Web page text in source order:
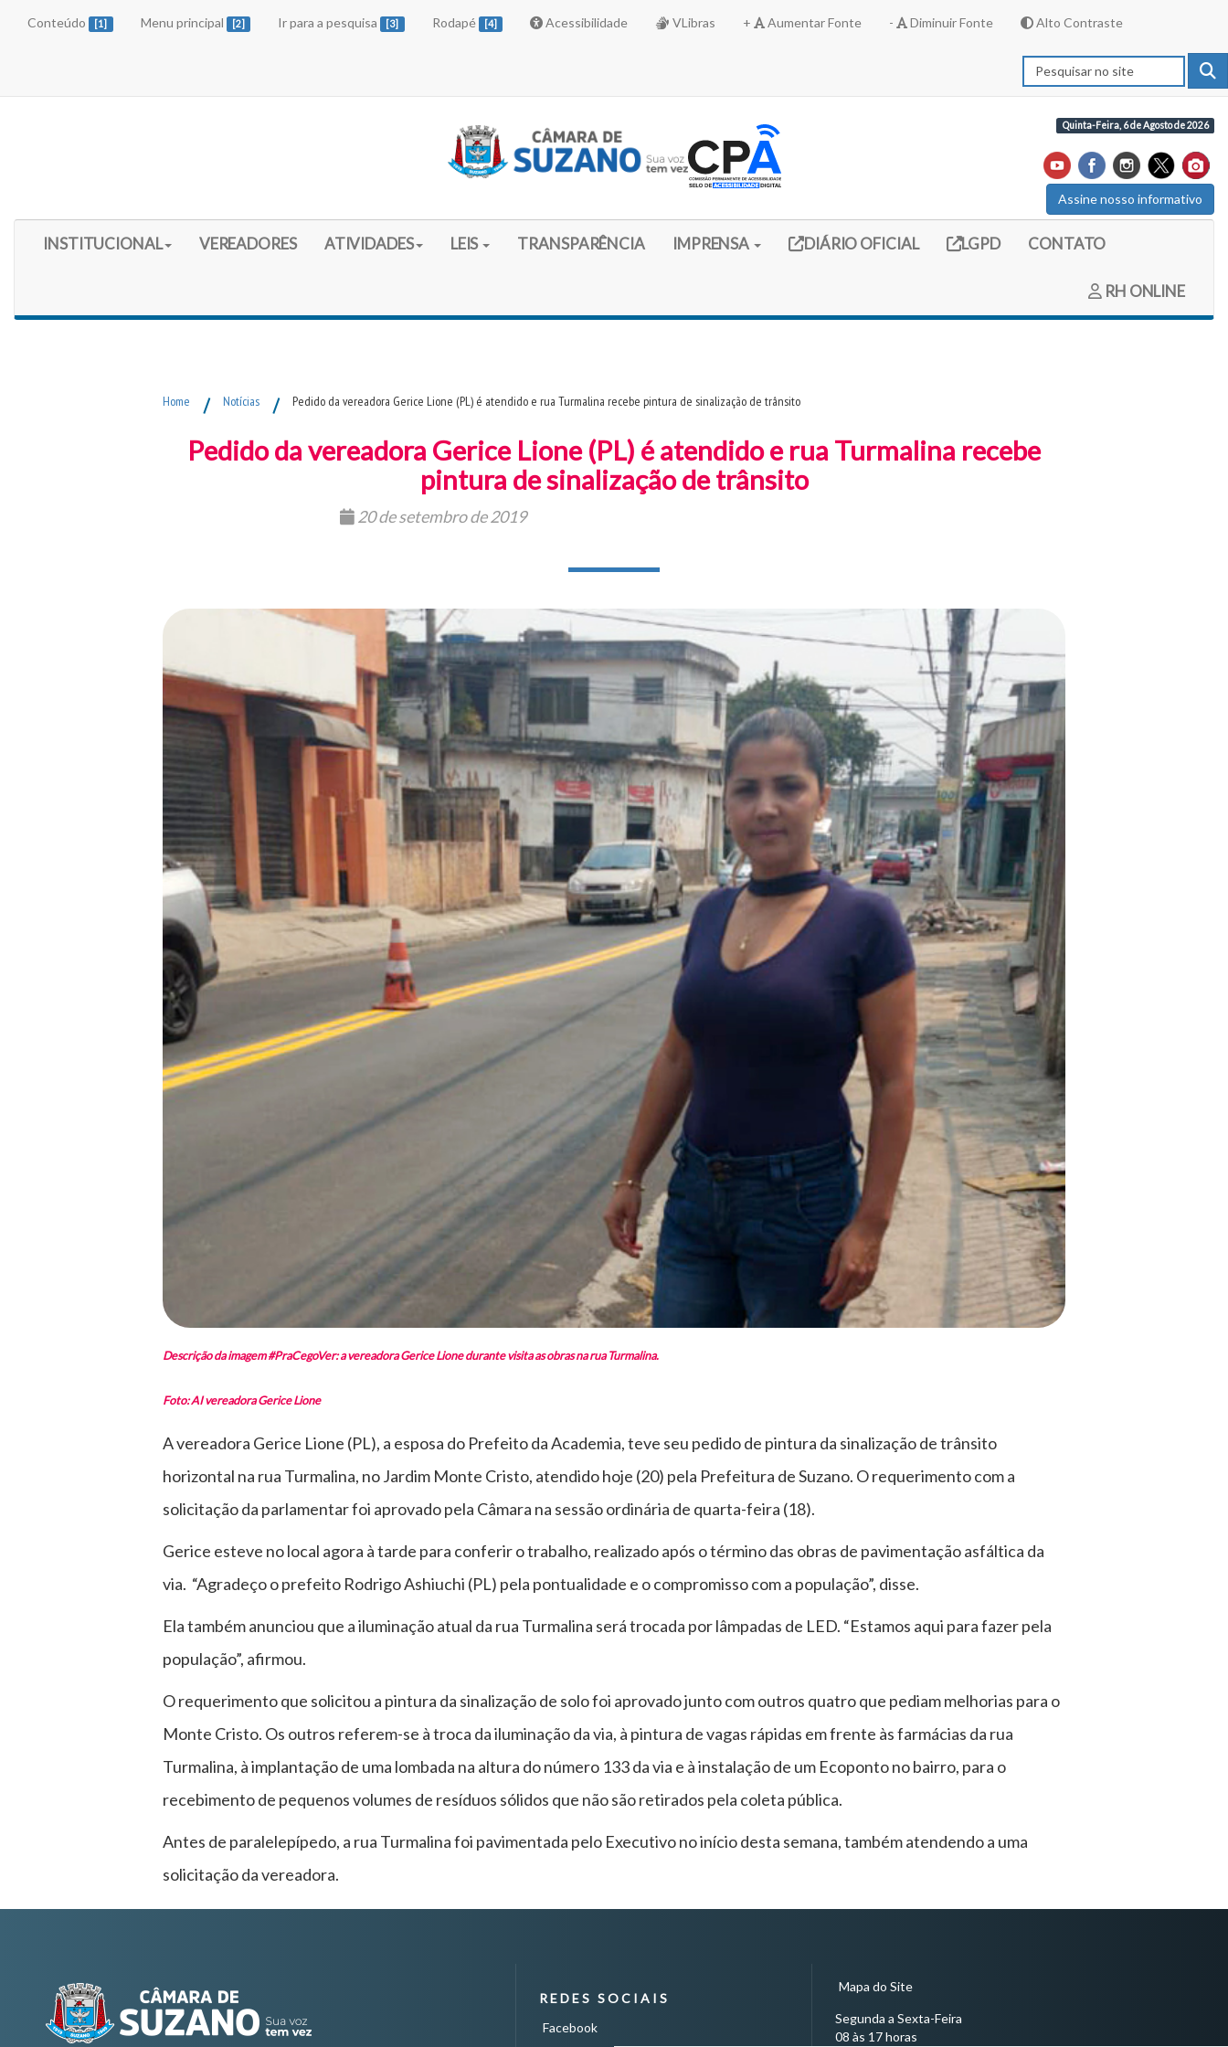
Conteúdo [1] Menu principal [2] Ir para a pesquisa [3] Rodapé [4] Acessibilidade VLibras + Aumentar Fonte - Diminuir Fonte Alto Contraste
Quinta-Feira, 6 de Agosto de 2026
Assine nosso informativo
Início do Menu Principal
INSTITUCIONAL VEREADORES ATIVIDADES LEIS TRANSPARÊNCIA IMPRENSA Link externo (site do diario oficial do legislativo)
DIÁRIO OFICIAL Link externo (site com informações LGPD)
LGPD CONTATO
RH ONLINE
Home / Notícias / Pedido da vereadora Gerice Lione (PL) é atendido e rua Turmalina recebe pintura de sinalização de trânsito
Pedido da vereadora Gerice Lione (PL) é atendido e rua Turmalina recebe
pintura de sinalização de trânsito
20 de setembro de 2019
Descrição da imagem #PraCegoVer: a vereadora Gerice Lione durante visita as obras na rua Turmalina.
Foto: AI vereadora Gerice Lione
A vereadora Gerice Lione (PL), a esposa do Prefeito da Academia, teve seu pedido de pintura da sinalização de trânsito
horizontal na rua Turmalina, no Jardim Monte Cristo, atendido hoje (20) pela Prefeitura de Suzano. O requerimento com a
solicitação da parlamentar foi aprovado pela Câmara na sessão ordinária de quarta-feira (18).
Gerice esteve no local agora à tarde para conferir o trabalho, realizado após o término das obras de pavimentação asfáltica da
via. “Agradeço o prefeito Rodrigo Ashiuchi (PL) pela pontualidade e o compromisso com a população”, disse.
Ela também anunciou que a iluminação atual da rua Turmalina será trocada por lâmpadas de LED. “Estamos aqui para fazer pela
população”, afirmou.
O requerimento que solicitou a pintura da sinalização de solo foi aprovado junto com outros quatro que pediam melhorias para o
Monte Cristo. Os outros referem-se à troca da iluminação da via, à pintura de vagas rápidas em frente às farmácias da rua
Turmalina, à implantação de uma lombada na altura do número 133 da via e à instalação de um Ecoponto no bairro, para o
recebimento de pequenos volumes de resíduos sólidos que não são retirados pela coleta pública.
Antes de paralelepípedo, a rua Turmalina foi pavimentada pelo Executivo no início desta semana, também atendendo a uma
solicitação da vereadora.
REDES SOCIAIS
Facebook
Mapa do Site
Segunda a Sexta-Feira
08 às 17 horas